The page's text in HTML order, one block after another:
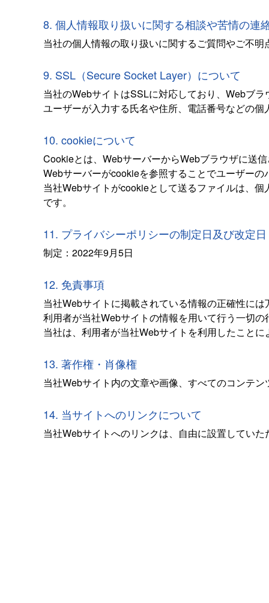
8. 個人情報取り扱いに関する相談や苦情の連
当社の個人情報の取り扱いに関するご質問やご不
9. SSL（Secure Socket Layer）について
当社のWebサイトはSSLに対応しており、Webブ
ユーザーが入力する氏名や住所、電話番号などの個
10. cookieについて
Cookieとは、WebサーバーからWebブラウザに送信
Webサーバーがcookieを参照することでユーザーの
当社Webサイトがcookieとして送るファイルは、
です。
11. プライバシーポリシーの制定日及び改定日
制定：2022年9月5日
12. 免責事項
当社Webサイトに掲載されている情報の正確性には
利用者が当社Webサイトの情報を用いて行う一切
当社は、利用者が当社Webサイトを利用したこと
13. 著作権・肖像権
当社Webサイト内の文章や画像、すべてのコンテ
14. 当サイトへのリンクについて
当社Webサイトへのリンクは、自由に設置してい